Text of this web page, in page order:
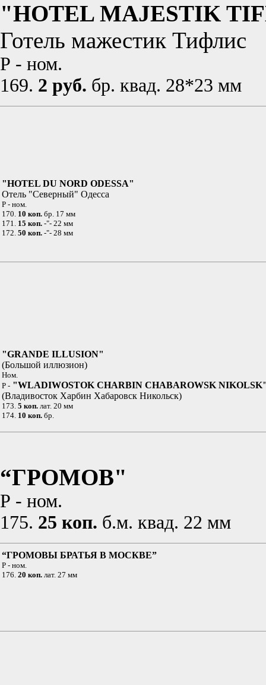
"HOTEL MAJESTIK
Готель мажестик Тифлис
Р - ном.
169. 2 руб. бр. квад. 28*23 мм
"HOTEL DU NORD ODESSA"
Отель "Северный" Одесса
Р - ном.
170. 10 коп. бр. 17 мм
171. 15 коп. -"- 22 мм
172. 50 коп. -"- 28 мм
"GRANDE ILLUSION"
(Большой иллюзион)
Ном.
Р - "WLADIWOSTOK CHARBIN CHABAROWSK
(Владивосток Харбин Хабаровск Никольск)
173. 5 коп. лат. 20 мм
174. 10 коп. бр.
“ГРОМОВ"
Р - ном.
175. 25 коп. б.м. квад. 22 мм
“ГРОМОВЫ БРАТЬЯ В МОСКВЕ”
Р - ном.
176. 20 коп. лат. 27 мм